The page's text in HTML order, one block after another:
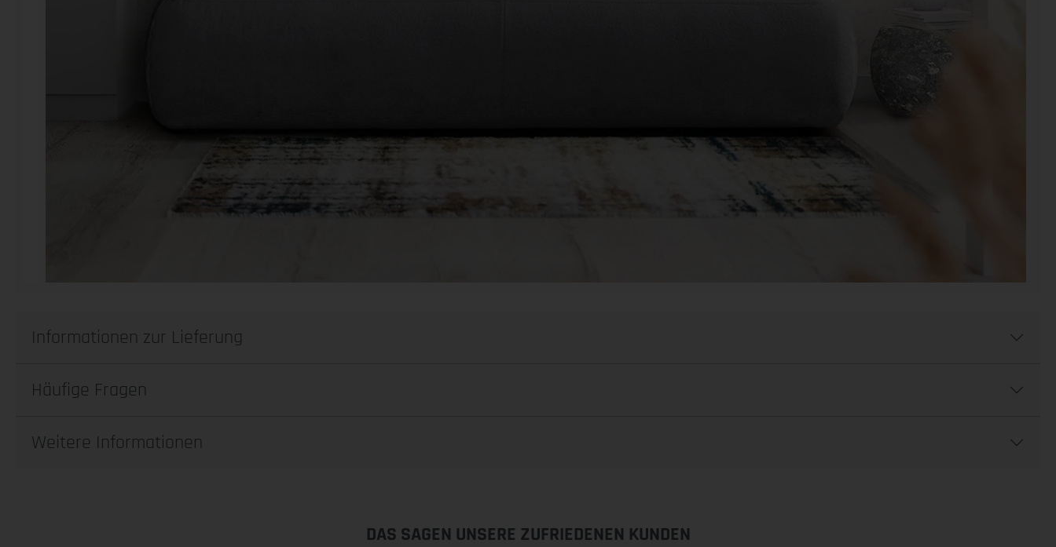
Informationen zur Lieferung
Häufige Fragen
Weitere Informationen
DAS SAGEN UNSERE ZUFRIEDENEN KUNDEN